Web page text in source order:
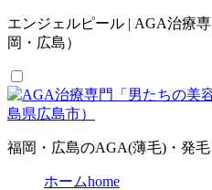
エンジェルピール | AGA治療
岡・広島）
福岡・広島のAGA(薄毛)・発
ホームhome